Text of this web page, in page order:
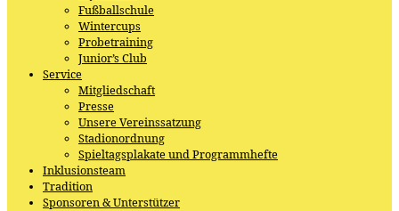
Fußballschule
Wintercups
Probetraining
Junior’s Club
Service
Mitgliedschaft
Presse
Unsere Vereinssatzung
Stadionordnung
Spieltagsplakate und Programmhefte
Inklusionsteam
Tradition
Sponsoren & Unterstützer